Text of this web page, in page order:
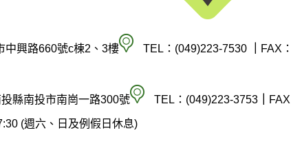
中興路660號c棟2、3樓南
縣
政
TEL：(049)223-7530 FAX
縣南投市南崗一路300號空
氣
TEL：(049)223-3753
(週六、日及例假日休息)